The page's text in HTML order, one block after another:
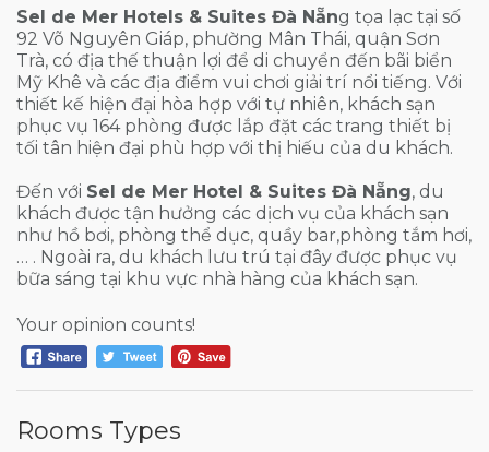
Sel de Mer Hotels & Suites Đà Nẵng tọa lạc tại số
92 Võ Nguyên Giáp, phường Mân Thái, quận Sơn
Trà, có địa thế thuận lợi để di chuyển đến bãi biển
Mỹ Khê và các địa điểm vui chơi giải trí nổi tiếng. Với
thiết kế hiện đại hòa hợp với tự nhiên, khách sạn
phục vụ 164 phòng được lắp đặt các trang thiết bị
tối tân hiện đại phù hợp với thị hiếu của du khách.
Đến với Sel de Mer Hotel & Suites Đà Nẵng, du
khách được tận hưởng các dịch vụ của khách sạn
như hồ bơi, phòng thể dục, quầy bar,phòng tắm hơi,
… . Ngoài ra, du khách lưu trú tại đây được phục vụ
bữa sáng tại khu vực nhà hàng của khách sạn.
Your opinion counts!
Rooms Types